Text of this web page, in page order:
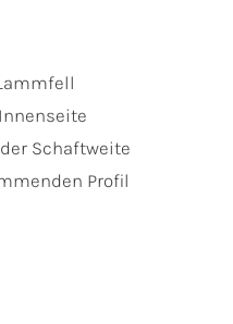
Schaftweite
Profil